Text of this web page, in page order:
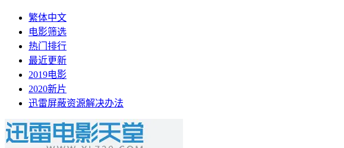
繁体中文
电影筛选
热门排行
最近更新
2019电影
2020新片
迅雷屏蔽资源解决办法